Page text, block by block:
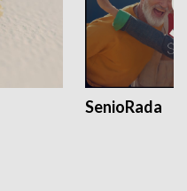
SenioRada